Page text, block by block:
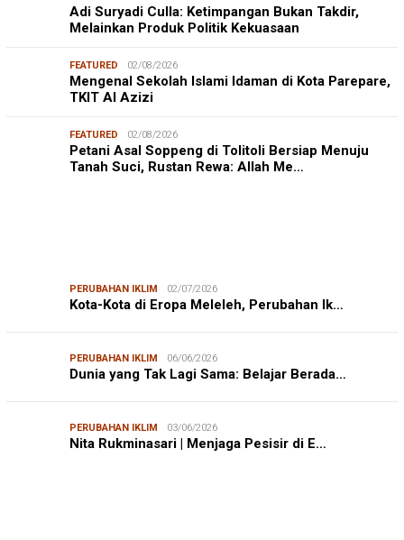
Adi Suryadi Culla: Ketimpangan Bukan Takdir,
Melainkan Produk Politik Kekuasaan
FEATURED 02/08/2026
Mengenal Sekolah Islami Idaman di Kota Parepare,
TKIT Al Azizi
FEATURED 02/08/2026
Petani Asal Soppeng di Tolitoli Bersiap Menuju
Tanah Suci, Rustan Rewa: Allah Me…
PERUBAHAN IKLIM 02/07/2026
Kota-Kota di Eropa Meleleh, Perubahan Ik…
PERUBAHAN IKLIM 06/06/2026
Dunia yang Tak Lagi Sama: Belajar Berada…
PERUBAHAN IKLIM 03/06/2026
Nita Rukminasari | Menjaga Pesisir di E…